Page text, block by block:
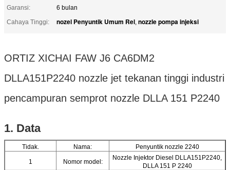
Garansi:
6 bulan
Cahaya Tinggi:
nozel Penyuntik Umum Rel, nozzle pompa injeksi
ORTIZ XICHAI FAW J6 CA6DM2
DLLA151P2240 nozzle jet tekanan tinggi industri
pencampuran semprot nozzle DLLA 151 P2240
1. Data
Tidak. Nama: Penyuntik nozzle 2240
1 Nomor model:
Nozzle Injektor Diesel DLLA151P2240,
DLLA 151 P 2240